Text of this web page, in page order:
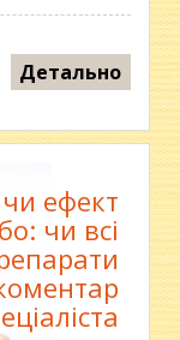
Детально
ефект
чи всі